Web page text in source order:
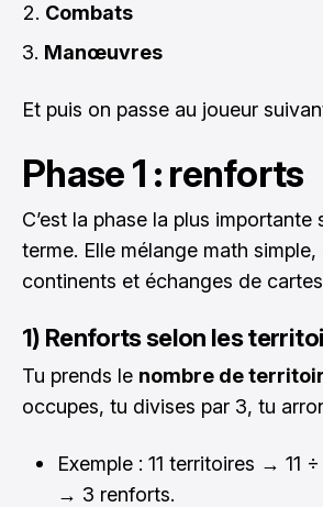
Combats
Manœuvres
Et puis on passe au joueur
Phase 1 : renforts
C’est la phase la plus importante
terme. Elle mélange math
continents et échanges de
1) Renforts selon les
Tu prends le nombre de
occupes, tu divises par 3, tu
Exemple : 11 territoires → 11
→ 3 renforts.